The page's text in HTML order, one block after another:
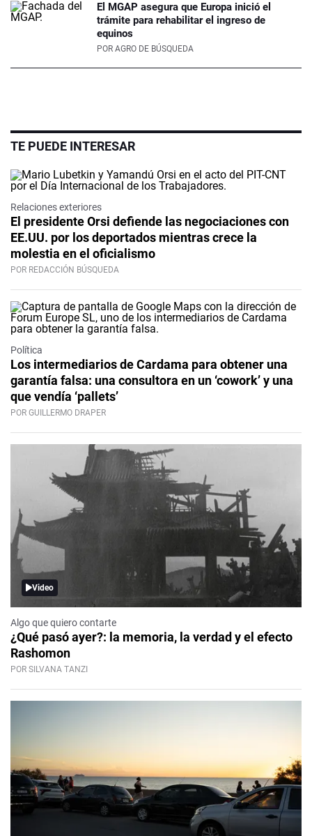
El MGAP asegura que Europa inició el
trámite para rehabilitar el ingreso de
equinos
POR AGRO DE BÚSQUEDA
TE PUEDE INTERESAR
Relaciones exteriores
El presidente Orsi defiende las negociaciones con
EE.UU. por los deportados mientras crece la
molestia en el oficialismo
POR REDACCIÓN BÚSQUEDA
Política
Los intermediarios de Cardama para obtener una
garantía falsa: una consultora en un ‘cowork’ y una
que vendía ‘pallets’
POR GUILLERMO DRAPER
Video
Algo que quiero contarte
¿Qué pasó ayer?: la memoria, la verdad y el efecto
Rashomon
POR SILVANA TANZI